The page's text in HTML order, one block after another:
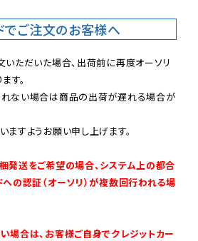
でご注文のお客様へ
いただいた場合、出荷前に再度オーソリ
す。
れない場合は商品の出荷が遅れる場合が
ますようお願い申し上げます。
発送をご希望の場合、システム上の都合
への認証（オーソリ）が複数回行われる場
場合は、お客様ご自身でクレジットカー